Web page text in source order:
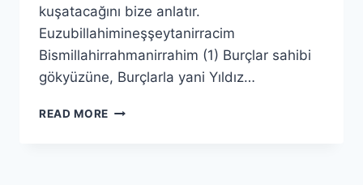
kuşatacağını bize anlatır.
Euzubillahimineşşeytanirracim
Bismillahirrahmanirrahim (1) Burçlar sahibi
gökyüzüne, Burçlarla yani Yıldız…
READ MORE BURUC